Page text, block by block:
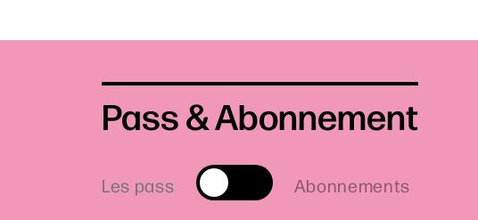
Pass & Abonnement
Les pass Abonnements